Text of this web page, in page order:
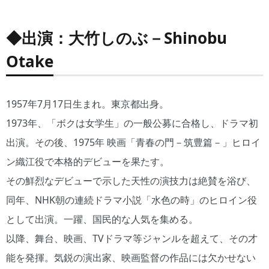
◆出演：大竹しのぶ－Shinobu
Otake
1957年7月17日生まれ。東京都出身。
1973年、「ボクは女学生」の一般公募に合格し、ドラマ初
出演。その後、1975年 映画「青春の門－筑豊篇－」ヒロイ
ン織江役で本格的デビューを果たす。
その鮮烈なデビューで示した天性の演技力は絶賛を浴び、
同年、NHK朝の連続ドラマ小説「水色の時」のヒロイン役
として出演。一躍、国民的な人気を集める。
以降、舞台、映画、TVドラマ等ジャンルを超えて、その才
能を発揮。気鋭の演出家、映画監督の作品には欠かせない